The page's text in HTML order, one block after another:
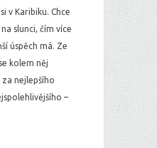
v Karibiku. Chce
slunci, čím více
úspěch má. Ze
kolem něj
nejlepšího
–